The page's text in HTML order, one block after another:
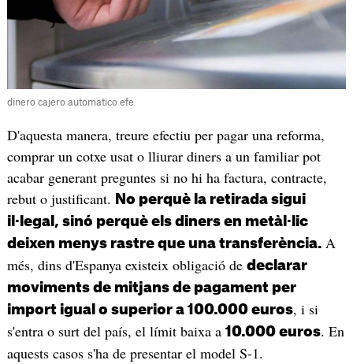
dinero cajero automatico efe
D'aquesta manera, treure efectiu per pagar una reforma,
comprar un cotxe usat o lliurar diners a un familiar pot
acabar generant preguntes si no hi ha factura, contracte,
rebut o justificant.
No perquè la retirada sigui
il·legal, sinó perquè els diners en metàl·lic
deixen menys rastre que una transferència. A
més, dins d'Espanya existeix obligació de declarar
moviments de mitjans de pagament per
import igual o superior a 100.000 euros, i si
s'entra o surt del país, el límit baixa a 10.000 euros. En
aquests casos s'ha de presentar el model S-1.